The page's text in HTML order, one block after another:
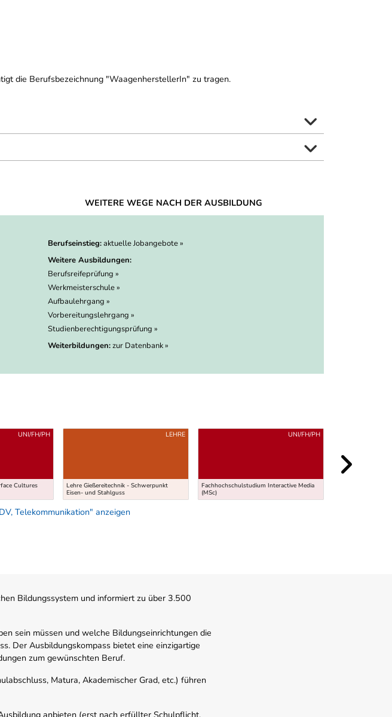
die Berufsbezeichnung "WaagenherstellerIn" zu tragen.
WEITERE WEGE NACH DER AUSBILDUNG
Berufseinstieg:aktuelle Jobangebote »
Weitere Ausbildungen:
Berufsreifeprüfung »
Werkmeisterschule »
Aufbaulehrgang »
Vorbereitungslehrgang »
Studienberechtigungsprüfung »
Weiterbildungen:zur Datenbank »
Cultures
UNI/FH/PH
Lehre Gießereitechnik - Schwerpunkt
Eisen- und Stahlguss
LEHRE
Fachhochschulstudium Interactive Media
(MSc)
UNI/FH/PH
Telekommunikation" anzeigen
Bildungssystem und informiert zu über 3.500
sein müssen und welche Bildungseinrichtungen die
Der Ausbildungskompass bietet eine einzigartige
zum gewünschten Beruf.
Matura, Akademischer Grad, etc.) führen